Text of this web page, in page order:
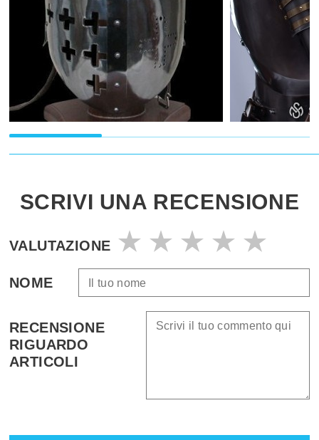
SCRIVI UNA RECENSIONE
VALUTAZIONE
NOME
RECENSIONE
RIGUARDO
ARTICOLI